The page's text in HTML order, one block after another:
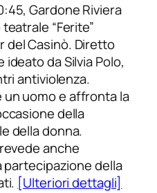
Gardone Riviera
“Ferite”
del Casinò. Diretto
ideato da Silvia Polo,
antiviolenza.
un uomo e affronta la
della
della donna.
anche
partecipazione della
[Ulteriori dettagli]